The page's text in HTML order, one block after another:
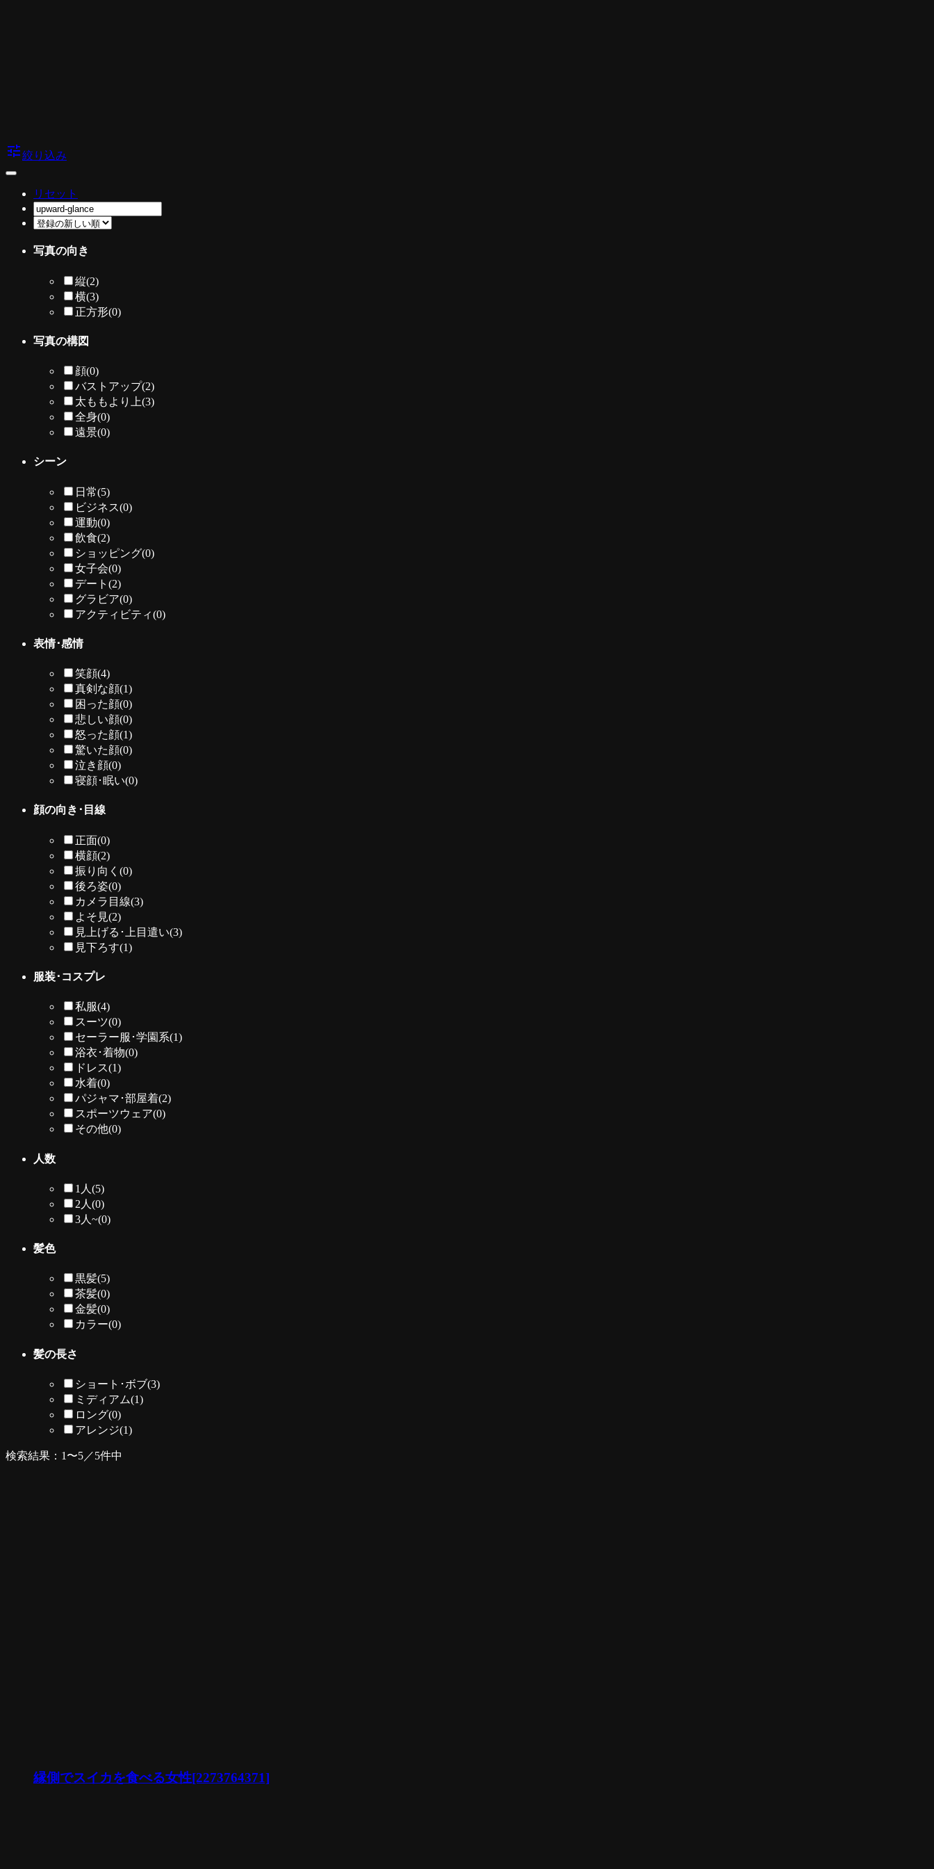
tune絞り込み
リセット
写真の向き
縦(2)
横(3)
正方形(0)
写真の構図
顔(0)
バストアップ(2)
太ももより上(3)
全身(0)
遠景(0)
シーン
日常(5)
ビジネス(0)
運動(0)
飲食(2)
ショッピング(0)
女子会(0)
デート (2)
グラビア(0)
アクティビティ(0)
表情･感情
笑顔(4)
真剣な顔(1)
困った顔(0)
悲しい顔(0)
怒った顔(1)
驚いた顔(0)
泣き顔(0)
寝顔･眠い(0)
顔の向き･目線
正面(0)
横顔(2)
振り向く (0)
後ろ姿(0)
カメラ目線(3)
よそ見(2)
見上げる･上目遣い(3)
見下ろす(1)
服装･コスプレ
私服(4)
スーツ(0)
セーラー服･学園系(1)
浴衣･着物(0)
ドレス(1)
水着(0)
パジャマ･部屋着(2)
スポーツウェア(0)
その他(0)
人数
1人 (5)
2人 (0)
3人~(0)
髪色
黒髪(5)
茶髪(0)
金髪(0)
カラー(0)
髪の長さ
ショート･ボブ(3)
ミディアム(1)
ロング(0)
アレンジ(1)
検索結果：1〜5／5件中
縁側でスイカを食べる女性[2273764371]